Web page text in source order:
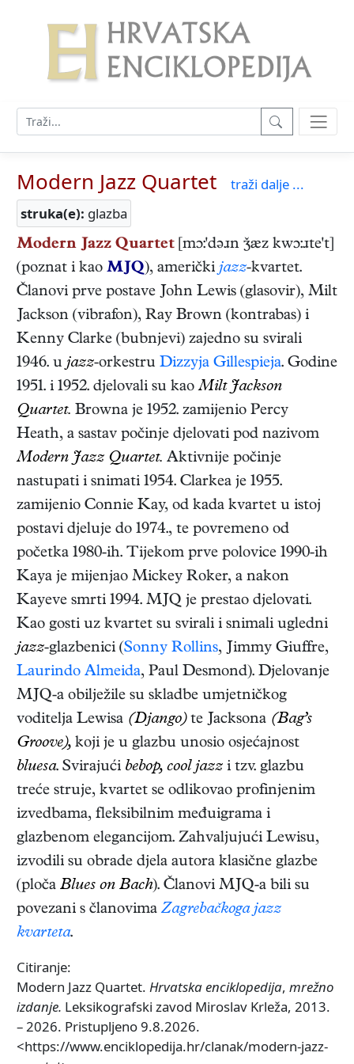
Modern Jazz Quartet
traži dalje ...
struka(e): glazba
Modern Jazz Quartet [mɔ:'dəɹn æz kwɔ:ɹte't]
(poznat i kao MJQ), američkijazz-kvartet.
Članovi prve postave John Lewis (glasovir), Milt
Jackson (vibrafon), Ray Brown (kontrabas) i
Kenny Clarke (bubnjevi) zajedno su svirali
1946. ujazz-orkestru Dizzyja Gillespieja. Godine
1951. i 1952. djelovali su kaoMilt Jackson
Quartet. Browna je 1952. zamijenio Percy
Heath, a sastav počinje djelovati pod nazivom
Modern Jazz Quartet. Aktivnije počinje
nastupati i snimati 1954. Clarkea je 1955.
zamijenio Connie Kay, od kada kvartet u istoj
postavi djeluje do 1974., te povremeno od
početka 1980-ih. Tijekom prve polovice 1990-ih
Kaya je mijenjao Mickey Roker, a nakon
Kayeve smrti 1994. MJQ je prestao djelovati.
Kao gosti uz kvartet su svirali i snimali ugledni
jazz-glazbenici (Sonny Rollins, Jimmy Giuffre,
Laurindo Almeida, Paul Desmond). Djelovanje
MJQ-a obilježile su skladbe umjetničkog
voditelja Lewisa (Django)te Jacksona (Bag’s
Groove), koji je u glazbu unosio osjećajnost
bluesa. Svirajući bebop, cool jazz i tzv. glazbu
treće struje, kvartet se odlikovao profinjenim
izvedbama, fleksibilnim međuigrama i
glazbenom elegancijom. Zahvaljujući Lewisu,
izvodili su obrade djela autora klasične glazbe
(ploča Blues on Bach). Članovi MJQ-a bili su
povezani s članovimaZagrebačkoga jazz
kvarteta.
Citiranje:
Modern Jazz Quartet. Hrvatska enciklopedija, mrežno
izdanje. Leksikografski zavod Miroslav Krleža, 2013.
– 2026. Pristupljeno 9.8.2026.
<https://www.enciklopedija.hr/clanak/modern-jazz-